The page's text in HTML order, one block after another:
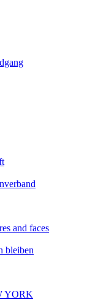
and faces
bleiben
YORK